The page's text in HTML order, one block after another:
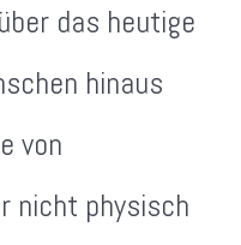
das heutige
hinaus
von
nicht physisch